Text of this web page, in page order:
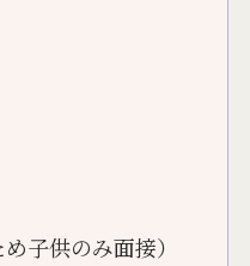
子供のみ面接）